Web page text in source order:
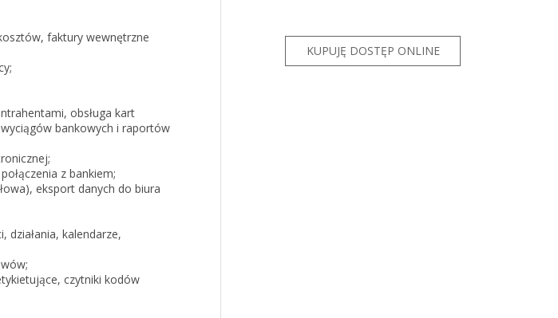
faktury wewnętrzne
obsługa kart
bankowych i raportów
z bankiem;
eksport danych do biura
kalendarze,
czytniki kodów